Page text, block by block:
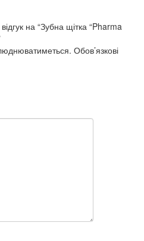
на “Зубна щітка “Pharma
Обов’язкові